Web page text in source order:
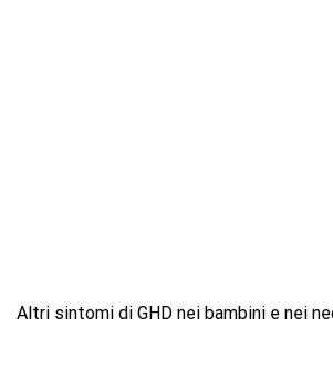
Altri sintomi di GHD nei bambini e nei